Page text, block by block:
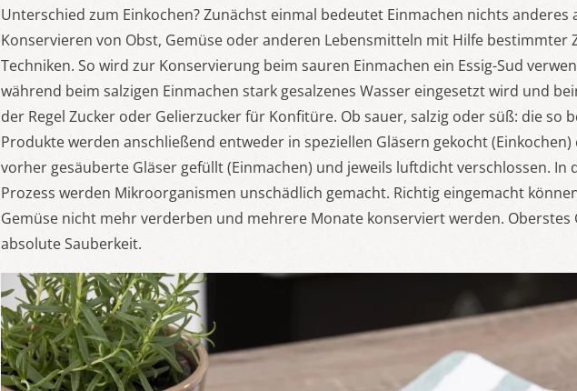
Unterschied zum Einkochen? Zunächst einmal bedeutet Einmachen nichts anderes
Konservieren von Obst, Gemüse oder anderen Lebensmitteln mit Hilfe bestimmter
Techniken. So wird zur Konservierung beim sauren Einmachen ein Essig-Sud
während beim salzigen Einmachen stark gesalzenes Wasser eingesetzt wird und
der Regel Zucker oder Gelierzucker für Konfitüre. Ob sauer, salzig oder süß: die so
Produkte werden anschließend entweder in speziellen Gläsern gekocht
vorher gesäuberte Gläser gefüllt (Einmachen) und jeweils luftdicht verschlossen. In
Prozess werden Mikroorganismen unschädlich gemacht. Richtig eingemacht
Gemüse nicht mehr verderben und mehrere Monate konserviert werden. Oberstes
absolute Sauberkeit.